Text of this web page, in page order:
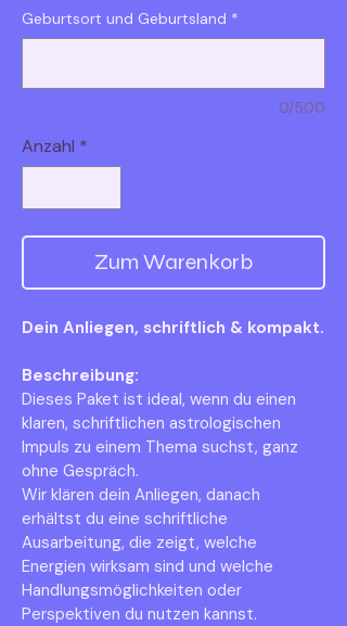
Geburtsort und Geburtsland *
0/500
Anzahl *
Zum Warenkorb
Dein Anliegen, schriftlich & kompakt.
Beschreibung:
Dieses Paket ist ideal, wenn du einen
klaren, schriftlichen astrologischen
Impuls zu einem Thema suchst, ganz
ohne Gespräch.
Wir klären dein Anliegen, danach
erhältst du eine schriftliche
Ausarbeitung, die zeigt, welche
Energien wirksam sind und welche
Handlungsmöglichkeiten oder
Perspektiven du nutzen kannst.